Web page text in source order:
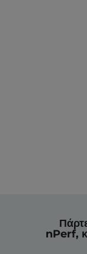
nPerf,